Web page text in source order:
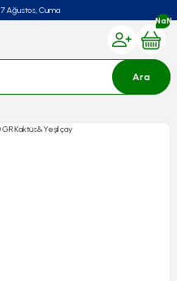
7 Ağustos, Cuma
Ara
NaN